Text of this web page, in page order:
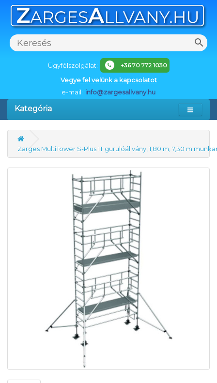
Ügyfélszolgálat: +36 70 772 1030
Vegye fel velünk a kapcsolatot
e-mail: info@zargesallvany.hu
Kategória
Zarges MultiTower S-Plus 1T gurulóállvány, 1,80 m, 7,30 m